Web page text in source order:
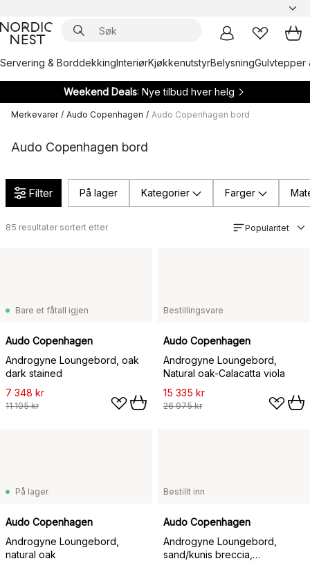
Servering & BorddekkingInteriørKjøkkenutstyrBelysningGulvtepper
Weekend Deals: Nye tilbud hver helg
Merkevarer / Audo Copenhagen / Audo Copenhagen bord
Audo Copenhagen bord
Filter På lager Kategorier Farger
85 resultater sortert etter Popularitet
Bare et fåtall igjen
Audo Copenhagen
Androgyne Loungebord, oak
dark stained
7 348 kr
11 105 kr
Bestillingsvare
Audo Copenhagen
Androgyne Loungebord,
Natural oak-Calacatta viola
15 335 kr
26 975 kr
På lager
Audo Copenhagen
Androgyne Loungebord,
natural oak
Bestillt inn
Audo Copenhagen
Androgyne Loungebord,
sand/kunis breccia,